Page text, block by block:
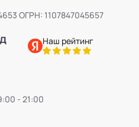
ОГРН: 1107847045657
Наш рейтинг
- 21:00